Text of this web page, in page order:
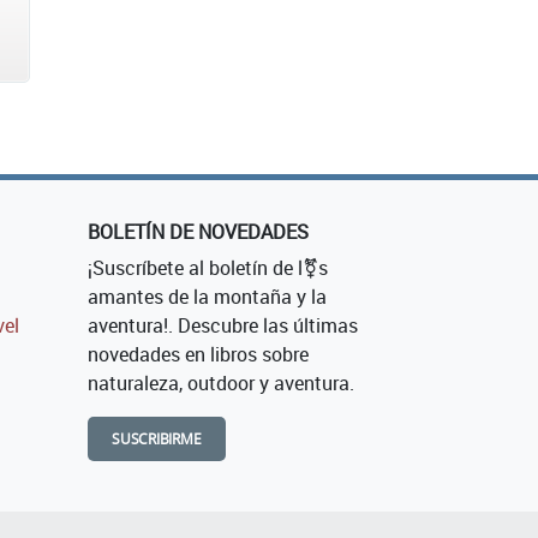
BOLETÍN DE NOVEDADES
¡Suscríbete al boletín de l⚧s
amantes de la montaña y la
aventura!. Descubre las últimas
novedades en libros sobre
naturaleza, outdoor y aventura.
SUSCRIBIRME